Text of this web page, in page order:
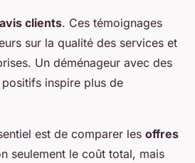
avis clients. Ces témoignages
sur la qualité des services et
Un déménageur avec des
inspire plus de
est de comparer les offres
seulement le coût total, mais